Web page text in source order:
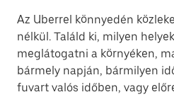
Az Uberrel könnyedén
nélkül. Találd ki, milyen
meglátogatni a környéken,
bármely napján, bármilyen
fuvart valós időben, vagy